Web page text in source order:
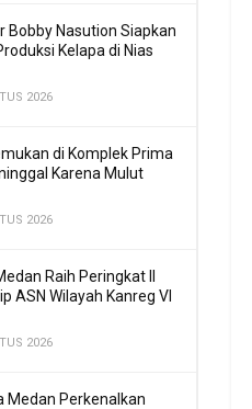
Bobby Nasution Siapkan
Kelapa di Nias
2026
di Komplek Prima
Karena Mulut
2026
Raih Peringkat II
ASN Wilayah Kanreg VI
2026
Medan Perkenalkan